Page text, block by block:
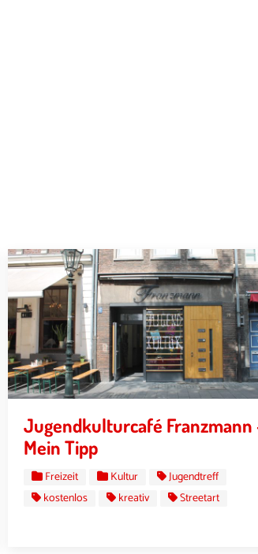
Jugendkulturcafé Franzmann
Mein Tipp
Freizeit Kultur
Jugendtreff
kostenlos
kreativ Streetart